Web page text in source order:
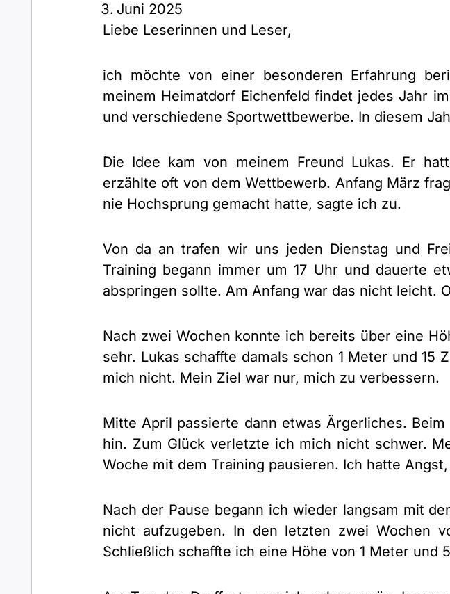
Juni 2025
Liebe Leserinnen und Leser,
ich möchte von einer besonderen Erfahrung
meinem Heimatdorf Eichenfeld findet jedes Jahr
und verschiedene Sportwettbewerbe. In diesem
Die Idee kam von meinem Freund Lukas. Er
erzählte oft von dem Wettbewerb. Anfang März
nie Hochsprung gemacht hatte, sagte ich zu.
Von da an trafen wir uns jeden Dienstag und
Training begann immer um 17 Uhr und dauerte
abspringen sollte. Am Anfang war das nicht leicht.
Nach zwei Wochen konnte ich bereits über eine
sehr. Lukas schaffte damals schon 1 Meter und
mich nicht. Mein Ziel war nur, mich zu verbessern.
Mitte April passierte dann etwas Ärgerliches.
hin. Zum Glück verletzte ich mich nicht schwer.
Woche mit dem Training pausieren. Ich hatte
Nach der Pause begann ich wieder langsam mit
nicht aufzugeben. In den letzten zwei Wochen
Schließlich schaffte ich eine Höhe von 1 Meter und